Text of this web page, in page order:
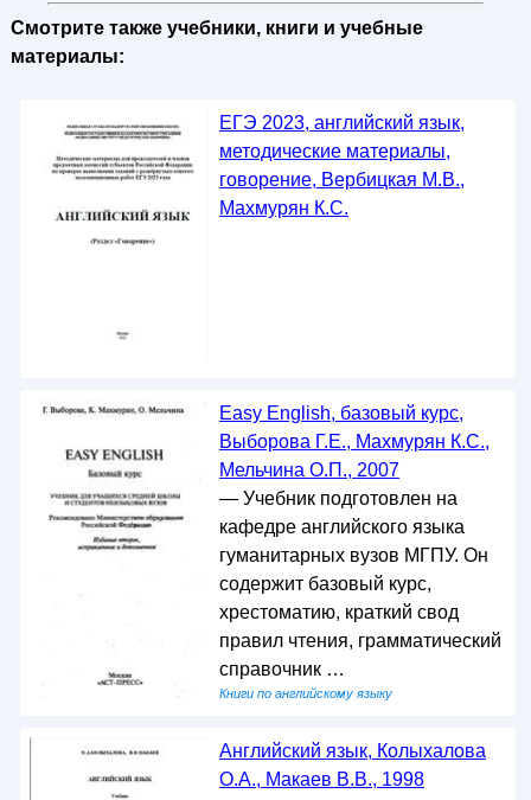
Смотрите также учебники, книги и учебные
материалы:
ЕГЭ 2023, английский язык,
методические материалы,
говорение, Вербицкая М.В.,
Махмурян К.С.
Easy English, базовый курс,
Выборова Г.Е., Махмурян К.С.,
Мельчина О.П., 2007
— Учебник подготовлен на
кафедре английского языка
гуманитарных вузов МГПУ. Он
содержит базовый курс,
хрестоматию, краткий свод
правил чтения, грамматический
справочник …
Книги по английскому языку
Английский язык, Колыхалова
О.А., Макаев В.В., 1998